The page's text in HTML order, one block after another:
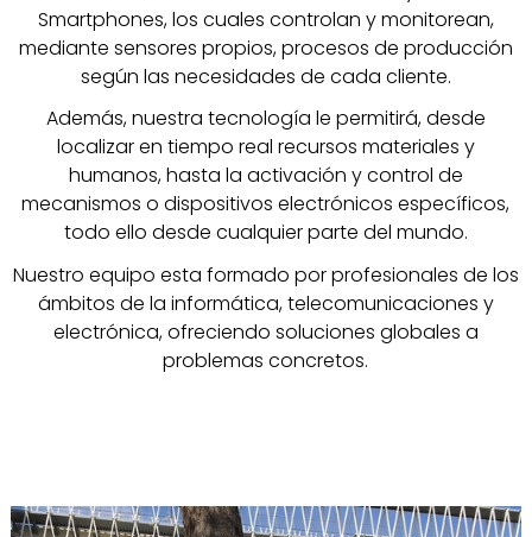
Smartphones, los cuales controlan y monitorean,
mediante sensores propios, procesos de producción
según las necesidades de cada cliente.
Además, nuestra tecnología le permitirá, desde
localizar en tiempo real recursos materiales y
humanos, hasta la activación y control de
mecanismos o dispositivos electrónicos específicos,
todo ello desde cualquier parte del mundo.
Nuestro equipo esta formado por profesionales de los
ámbitos de la informática, telecomunicaciones y
electrónica, ofreciendo soluciones globales a
problemas concretos.